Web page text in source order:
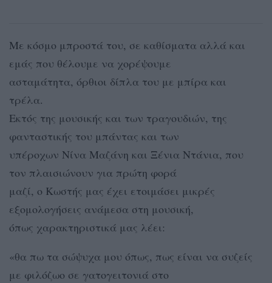
Με κόσμο μπροστά του, σε καθίσματα αλλά και
εμάς που θέλουμε να χορέψουμε
ασταμάτητα, όρθιοι δίπλα του με μπίρα και
τρέλα.
Εκτός της μουσικής και των τραγουδιών, της
φανταστικής του μπάντας και των
υπέροχων Νίνα Μαζάνη και Ξένια Ντάνια, που
τον πλαισιώνουν για πρώτη φορά
μαζί, ο Κωστής μας έχει ετοιμάσει μικρές
εξομολογήσεις ανάμεσα στη μουσική,
όπως χαρακτηριστικά μας λέει:
«θα πω τα σώψυχα μου όπως, πως είναι να συζείς
με φιλόζωο σε γατογειτονιά στο